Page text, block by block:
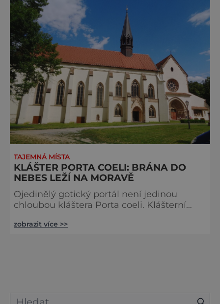
TAJEMNÁ MÍSTA
KLÁŠTER PORTA COELI: BRÁNA DO
NEBES LEŽÍ NA MORAVĚ
Ojedinělý gotický portál není jedinou
chloubou kláštera Porta coeli. Klášterní
při prohlídce přesvědčí, že tato stavba si
krok. Postarala se o to však jeho manž
zobrazit více >>